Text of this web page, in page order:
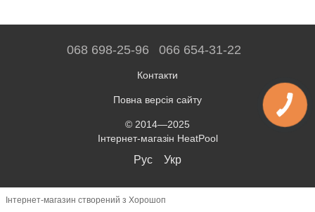
068 698-25-96 066 654-31-22
Контакти
Повна версія сайту
© 2014—2025
Інтернет-магазін HeatPool
Рус Укр
Інтернет-магазин створений з Хорошоп